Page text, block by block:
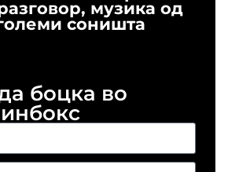
музика од
соништа
боцка во
инбокс